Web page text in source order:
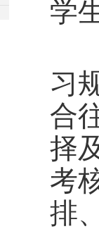
学
习
合
择
考
排